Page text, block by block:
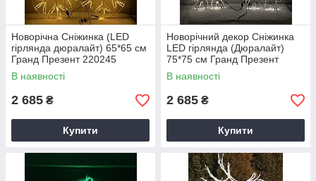
Новорічна Сніжинка (LED
гірлянда дюралайт) 65*65 см
Гранд Презент 220245
В наявності
2 685 ₴
Купити
Новорічний декор Сніжинка
LED гірлянда (Дюралайт)
75*75 см Гранд Презент
220248
В наявності
2 685 ₴
Купити